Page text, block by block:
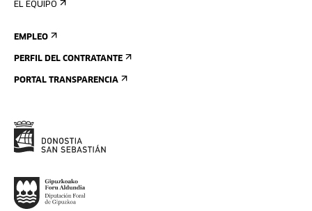
EL EQUIPO
EMPLEO
PERFIL DEL CONTRATANTE
PORTAL TRANSPARENCIA